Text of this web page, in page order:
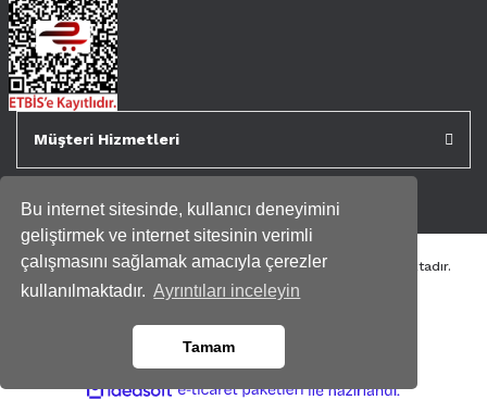
Bu internet sitesinde, kullanıcı deneyimini
geliştirmek ve internet sitesinin verimli
çalışmasını sağlamak amacıyla çerezler
kullanılmaktadır. Ayrıntıları inceleyin
Tamam
Müşteri Hizmetleri
Tüm kredi kartı bilgileriniz 256bit SSL Sertifikası ile korunmaktadır.
Genispencere.com Tüm Hakları Saklıdır.
ideasoft e- ile